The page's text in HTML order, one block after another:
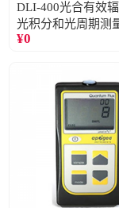
DLI-400光合有效
光积分和光周期测
阳光）
¥0